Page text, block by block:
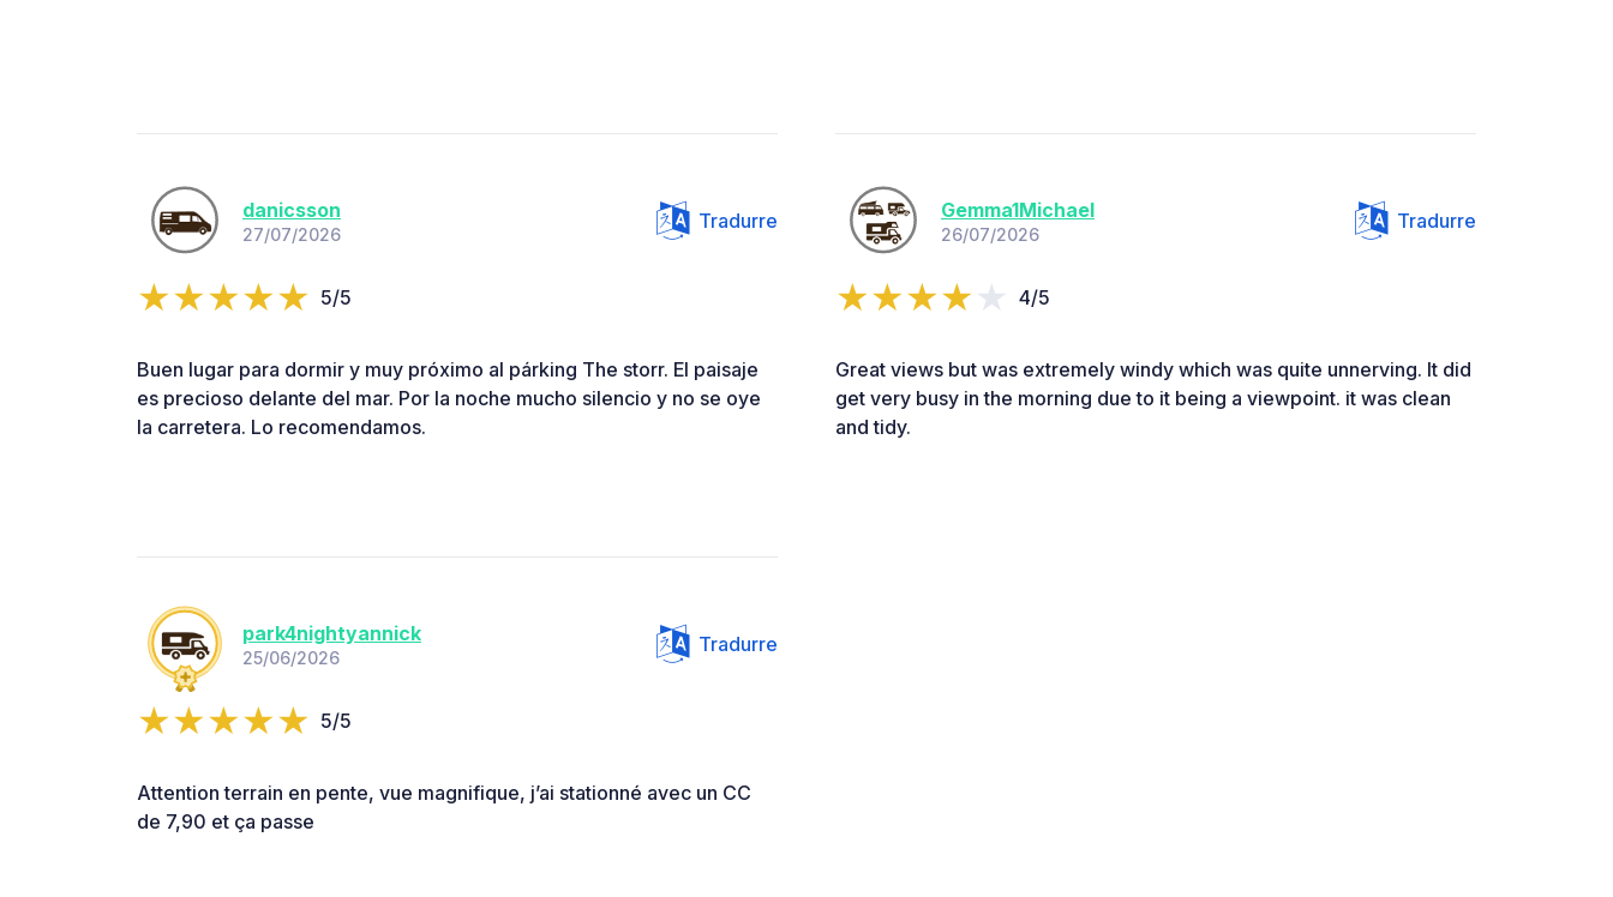
danicsson
27/07/2026
Tradurre
5/5
Buen lugar para dormir y muy próximo al párking The storr. El paisaje
es precioso delante del mar. Por la noche mucho silencio y no se oye
la carretera. Lo recomendamos.
Gemma1Michael
26/07/2026
Tradurre
4/5
Great views but was extremely windy which was quite unnerving. It did
get very busy in the morning due to it being a viewpoint. it was clean
and tidy.
park4nightyannick
25/06/2026
Tradurre
5/5
Attention terrain en pente, vue magnifique, j’ai stationné avec un CC
de 7,90 et ça passe